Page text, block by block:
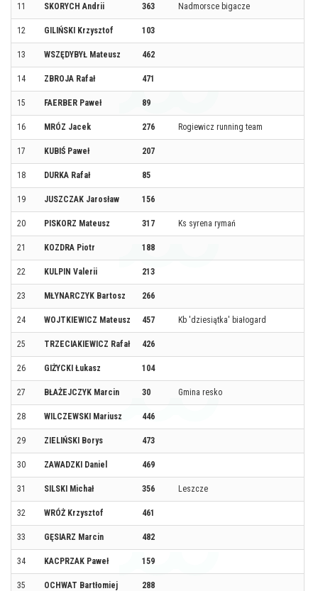
11 SKORYCH Andrii 363 Nadmorsce bigacze
12 GILIŃSKI Krzysztof 103
13 WSZĘDYBYŁ Mateusz 462
14 ZBROJA Rafał 471
15 FAERBER Paweł 89
16 MRÓZ Jacek 276 Rogiewicz running team
17 KUBIŚ Paweł 207
18 DURKA Rafał 85
19 JUSZCZAK Jarosław 156
20 PISKORZ Mateusz 317 Ks syrena rymań
21 KOZDRA Piotr 188
22 KULPIN Valerii 213
23 MŁYNARCZYK Bartosz 266
24 WOJTKIEWICZ Mateusz 457 Kb 'dziesiątka' białogard
25 TRZECIAKIEWICZ Rafał 426
26 GIŻYCKI Łukasz 104
27 BŁAŻEJCZYK Marcin 30 Gmina resko
28 WILCZEWSKI Mariusz 446
29 ZIELIŃSKI Borys 473
30 ZAWADZKI Daniel 469
31 SILSKI Michał 356 Leszcze
32 WRÓŻ Krzysztof 461
33 GĘSIARZ Marcin 482
34 KACPRZAK Paweł 159
35 OCHWAT Bartłomiej 288